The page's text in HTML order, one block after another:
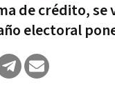
de crédito,
electoral